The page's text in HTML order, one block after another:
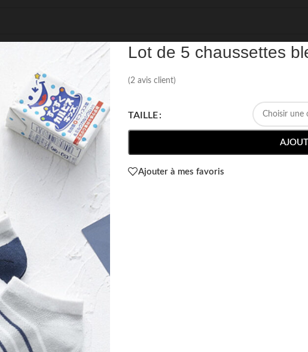
Lot de 5 chaussettes
(2 avis client)
TAILLE
Ajouter à mes favoris